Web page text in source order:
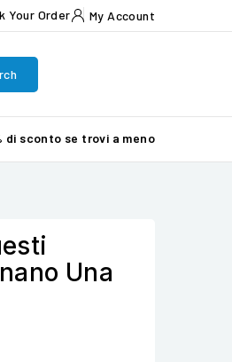
Your Order My Account
di sconto se trovi a meno
Una